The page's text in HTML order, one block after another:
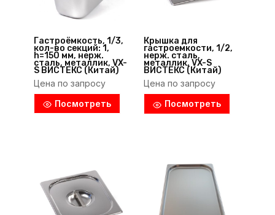
Гастроёмкость, 1/3,
кол-во секций: 1,
h=150 мм, нерж.
сталь, металлик, VX-
S ВИСТЕКС (Китай)
Цена по запросу
Посмотреть
Крышка для
гастроемкости, 1/2,
нерж. сталь,
металлик, VX-S
ВИСТЕКС (Китай)
Цена по запросу
Посмотреть